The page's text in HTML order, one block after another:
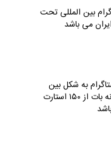
بین المللی تحت
می باشد
به شکل بین
المللی تنها یکی از پروژه های تیم خانه بات از ۱۵۰ استارت